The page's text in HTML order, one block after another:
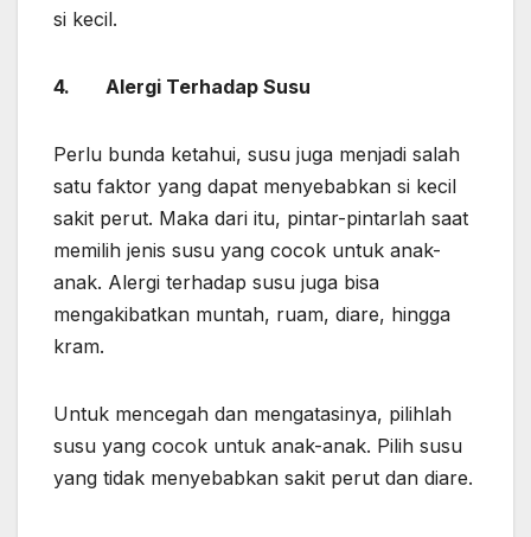
si kecil.
4. Alergi Terhadap Susu
Perlu bunda ketahui, susu juga menjadi salah
satu faktor yang dapat menyebabkan si kecil
sakit perut. Maka dari itu, pintar-pintarlah saat
memilih jenis susu yang cocok untuk anak-
anak. Alergi terhadap susu juga bisa
mengakibatkan muntah, ruam, diare, hingga
kram.
Untuk mencegah dan mengatasinya, pilihlah
susu yang cocok untuk anak-anak. Pilih susu
yang tidak menyebabkan sakit perut dan diare.